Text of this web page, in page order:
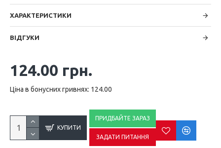
ХАРАКТЕРИСТИКИ
ВІДГУКИ
124.00 грн.
Ціна в бонусних гривнях: 124.00
КУПИТИ
ПРИДБАЙТЕ ЗАРАЗ
ЗАДАТИ ПИТАННЯ